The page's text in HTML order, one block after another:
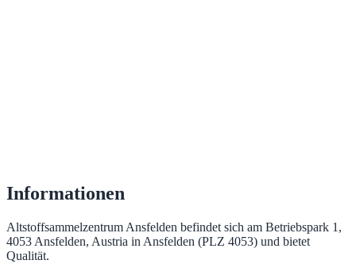
Informationen
Altstoffsammelzentrum Ansfelden befindet sich am Betriebspark 1,
4053 Ansfelden, Austria in Ansfelden (PLZ 4053) und bietet
Qualität.